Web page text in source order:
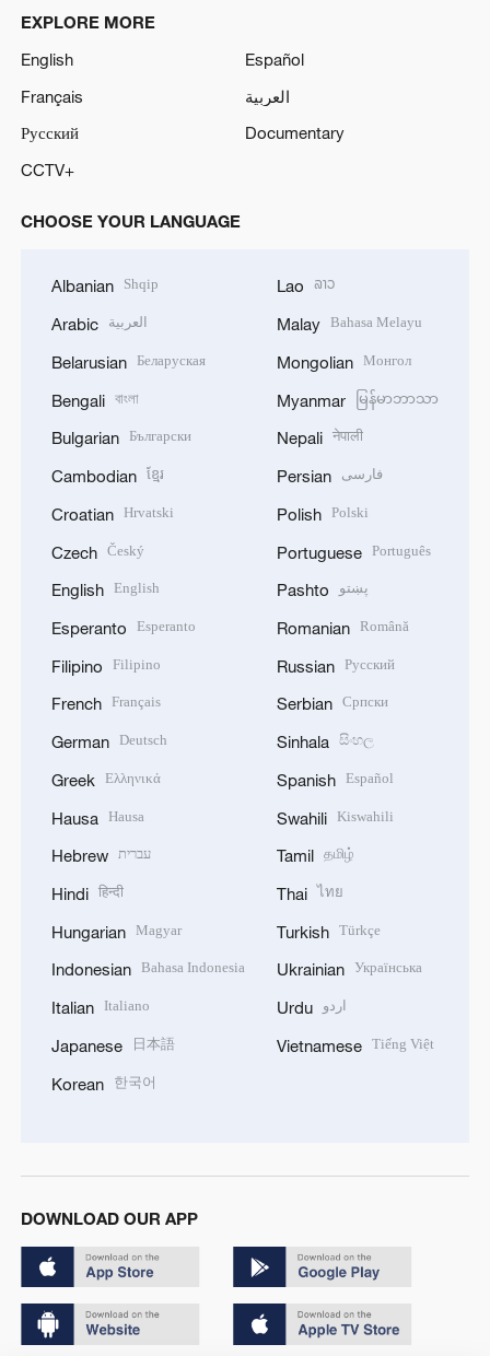
EXPLORE MORE
English
Español
Français
العربية
Русский
Documentary
CCTV+
CHOOSE YOUR LANGUAGE
Albanian Shqip
Arabic العربية
Belarusian Беларуская
Bengali বাংলা
Bulgarian Български
Cambodian ខ្មែរ
Croatian Hrvatski
Czech Český
English English
Esperanto Esperanto
Filipino Filipino
French Français
German Deutsch
Greek Ελληνικά
Hausa Hausa
Hebrew עברית
Hindi हिन्दी
Hungarian Magyar
Indonesian Bahasa Indonesia
Italian Italiano
Japanese 日本語
Korean 한국어
Lao ລາວ
Malay Bahasa Melayu
Mongolian Монгол
Myanmar မြန်မာဘာသာ
Nepali नेपाली
Persian فارسی
Polish Polski
Portuguese Português
Pashto پښتو
Romanian Română
Russian Русский
Serbian Српски
Sinhala සිංහල
Spanish Español
Swahili Kiswahili
Tamil தமிழ்
Thai ไทย
Turkish Türkçe
Ukrainian Українська
Urdu اردو
Vietnamese Tiếng Việt
DOWNLOAD OUR APP